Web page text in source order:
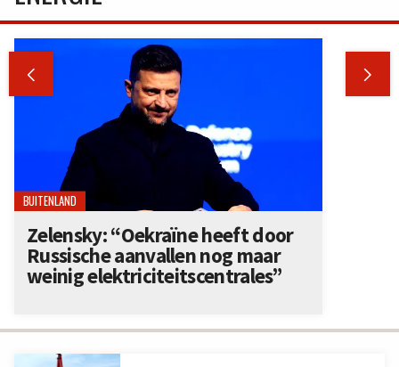
 
BUITENLAND
Zelensky: “Oekraïne heeft door
Russische aanvallen nog maar
weinig elektriciteitscentrales”